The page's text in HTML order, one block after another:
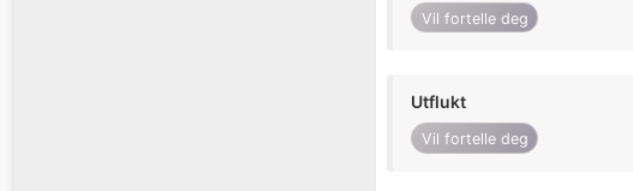
Vil fortelle deg
Utflukt
Vil fortelle deg